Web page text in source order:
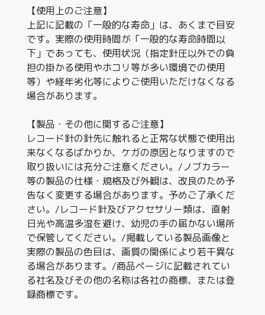
【使用上のご注意】
上記に記載の「一般的な寿命」は、あくまで目安
です。実際の使用時間が「一般的な寿命時間以
下」であっても、使用状況（指定針圧以外での負
担の掛かる使用やホコリ等が多い環境での使用
等）や経年劣化等によりご使用いただけなくなる
場合があります。
【製品・その他に関するご注意】
レコード針の針先に触れると正常な状態で使用出
来なくなるばかりか、ケガの原因となりますので
取り扱いには充分ご注意ください。/ノブカラー
等の製品の仕様・規格及び外観は、改良のため予
告なく変更する場合があります。予めご了承くだ
さい。/レコード針及びアクセサリー類は、直射
日光や高温多湿を避け、幼児の手の届かない場所
で保管してください。/掲載している製品画像と
実際の製品の色目は、画質の関係により若干異な
る場合があります。/商品ページに記載されてい
る社名及びその他の名称は各社の商標、または登
録商標です。